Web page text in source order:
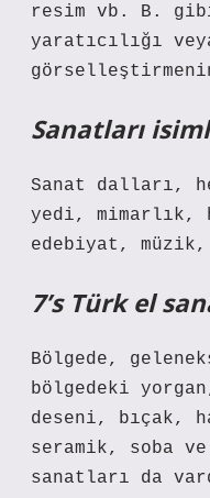
resim vb. B.
yaratıcılığı
Sanatları
Sanat dalları,
yedi, mimarlık,
edebiyat,
7’s Türk el
Bölgede,
bölgedeki
deseni, bıçak,
seramik, soba
sanatları da